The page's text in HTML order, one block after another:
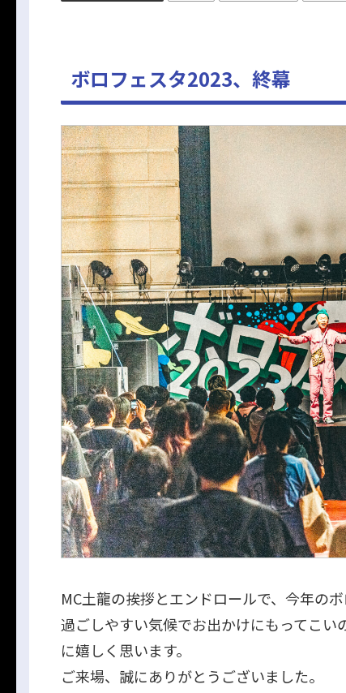
ボロフェスタ2023、終幕
MC土龍の挨拶とエンドロールで、今年の
過ごしやすい気候でお出かけにもってこ
に嬉しく思います。
ご来場、誠にありがとうございました。